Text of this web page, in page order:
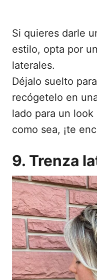
Si quieres darle
estilo, opta por
laterales.
Déjalo suelto
recógetelo en
lado para un look
como sea, ¡te
9. Trenza